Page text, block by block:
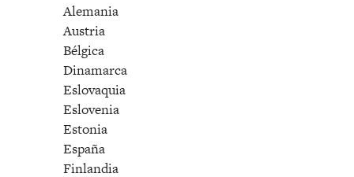
Alemania
Austria
Bélgica
Dinamarca
Eslovaquia
Eslovenia
Estonia
España
Finlandia